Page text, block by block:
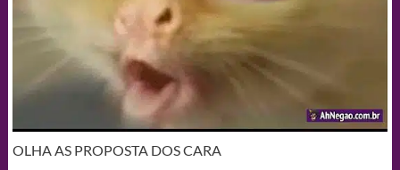
OLHA AS PROPOSTA DOS CARA